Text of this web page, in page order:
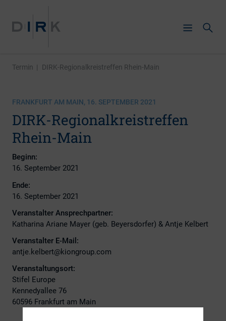
Termin | DIRK-Regionalkreistreffen Rhein-Main
FRANKFURT AM MAIN, 16. SEPTEMBER 2021
DIRK-Regionalkreistreffen
Rhein-Main
Beginn:
16. September 2021
Ende:
16. September 2021
Veranstalter Ansprechpartner:
Katharina Ariane Mayer (geb. Beyersdorfer) & Antje Kelbert
Veranstalter E-Mail:
antje.kelbert@kiongroup.com
Veranstaltungsort:
Stifel Europe
Kennedyallee 76
60596 Frankfurt am Main